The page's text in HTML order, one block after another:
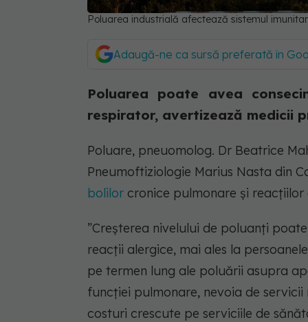
Poluarea industrială afectează sistemul
Adaugă-ne ca sursă preferată în
Poluarea poate avea
respirator, avertizează medicii
Poluare, pneuomolog. Dr Beatrice
Pneumoftiziologie Marius Nasta din
bolilor cronice pulmonare și reacțiilor
”Creșterea nivelului de poluanți
reacții alergice, mai ales la
pe termen lung ale poluării asupra
funcției pulmonare, nevoia de
costuri crescute pe serviciile de